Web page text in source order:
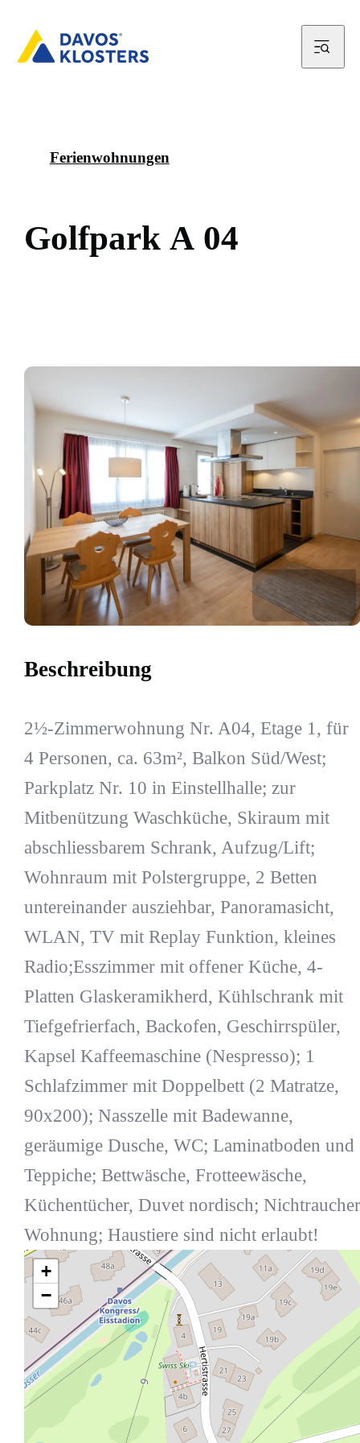
Ferienwohnungen
Golfpark A 04
Beschreibung
2½-Zimmerwohnung Nr. A04, Etage 1, für
4 Personen, ca. 63m², Balkon Süd/West;
Parkplatz Nr. 10 in Einstellhalle; zur
Mitbenützung Waschküche, Skiraum mit
abschliessbarem Schrank, Aufzug/Lift;
Wohnraum mit Polstergruppe, 2 Betten
untereinander ausziehbar, Panoramasicht,
WLAN, TV mit Replay Funktion, kleines
Radio;Esszimmer mit offener Küche, 4-
Platten Glaskeramikherd, Kühlschrank mit
Tiefgefrierfach, Backofen, Geschirrspüler,
Kapsel Kaffeemaschine (Nespresso); 1
Schlafzimmer mit Doppelbett (2 Matratze,
90x200); Nasszelle mit Badewanne,
geräumige Dusche, WC; Laminatboden und
Teppiche; Bettwäsche, Frotteewäsche,
Küchentücher, Duvet nordisch; Nichtraucher
Wohnung; Haustiere sind nicht erlaubt!
+
−